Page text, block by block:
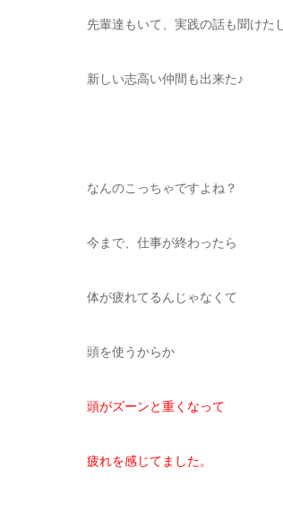
先輩達もいて、実践の話も聞けた
新しい志高い仲間も出来た♪
なんのこっちゃですよね？
今まで、仕事が終わったら
体が疲れてるんじゃなくて
頭を使うからか
頭がズーンと重くなって
疲れを感じてました。